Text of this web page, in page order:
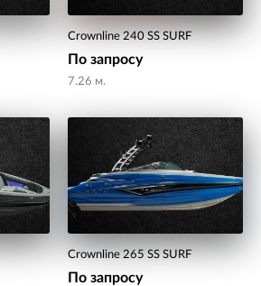
Crownline 240 SS SURF
По запросу
7.26 м.
Crownline 265 SS SURF
По запросу